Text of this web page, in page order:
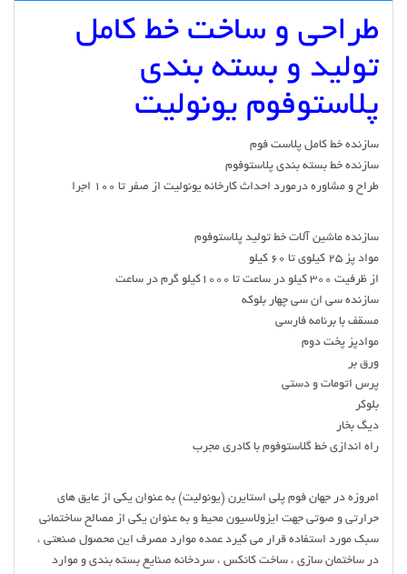
طراحی و ساخت خط کامل
تولید و بسته بندی
پلاستوفوم یونولیت
سازنده خط کامل پلاست فوم
سازنده خط بسته بندی پلاستوفوم
طراح و مشاوره درمورد احداث کارخانه یونولیت از صفر تا 100 اجرا
سازنده ماشین آلات خط تولید پلاستوفوم
مواد پز 25 کیلوی تا 60 کیلو
از ظرفیت 300 کیلو در ساعت تا 1000کیلو گرم در ساعت
سازنده سی ان سی چهار بلوکه
مسقف با برنامه فارسی
موادپز پخت دوم
ورق بر
پرس اتومات و دستی
بلوکر
دیگ بخار
راه اندازی خط گلاستوفوم با کادری مجرب
امروزه در جهان فوم پلی استایرن (یونولیت) به عنوان یکی از عایق های
حرارتی و صوتی جهت ایزولاسیون محیط و به عنوان یکی از مصالح ساختمانی
سبک مورد استفاده قرار می گیرد عمده موارد مصرف این محصول صنعتی ،
در ساختمان سازی ، ساخت کانکس ، سردخانه صنایع بسته بندی و موارد